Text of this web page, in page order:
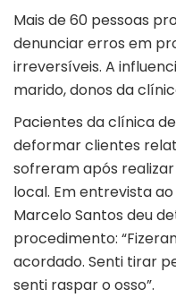
Mais de 60 pessoas
denunciar erros em
irreversíveis. A
marido, donos da
Pacientes daclínica
deformar clientes
sofreram após
local. Em entrevista
Marcelo Santos deu
procedimento:
acordado. Senti tirar
senti raspar o osso”.